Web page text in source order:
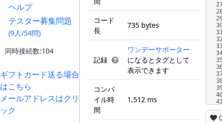
ヘルプ
テスター募集問題
(9人/54問)
同時接続数:104
ギフトカード送る場合
はこちら
メールアドレスはクリ
ック
コード
長
735 bytes
記録
ワンデーサポーター
になるとタグとして
表示できます
コンパ
イル時
間
1,512 ms